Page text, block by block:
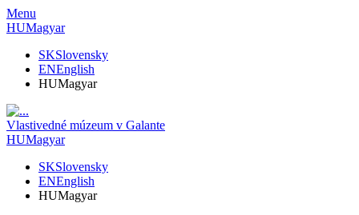
Menu
HUMagyar
SKSlovensky
ENEnglish
HUMagyar
Vlastivedné múzeum v Galante
HUMagyar
SKSlovensky
ENEnglish
HUMagyar